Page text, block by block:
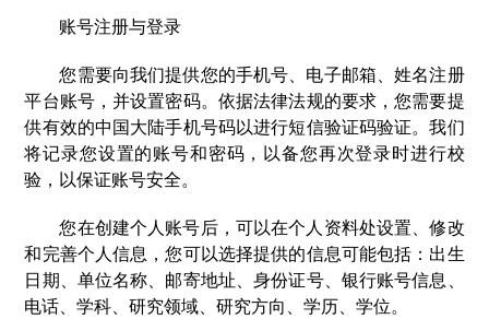
账号注册与登录
您需要向我们提供您的手机号、电子邮箱、姓名注册
平台账号，并设置密码。依据法律法规的要求，您需要提
供有效的中国大陆手机号码以进行短信验证码验证。我们
将记录您设置的账号和密码，以备您再次登录时进行校
验，以保证账号安全。
您在创建个人账号后，可以在个人资料处设置、修改
和完善个人信息，您可以选择提供的信息可能包括：出生
日期、单位名称、邮寄地址、身份证号、银行账号信息、
电话、学科、研究领域、研究方向、学历、学位。